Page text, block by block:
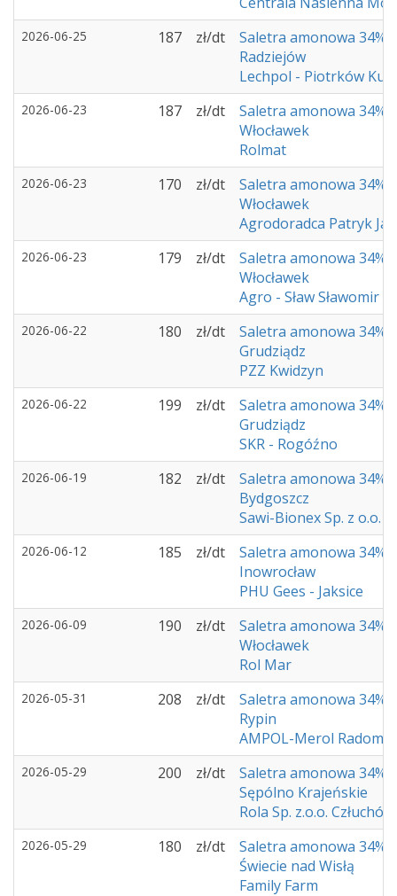
2026-06-25 187 zł/dt
Saletra amonowa 34%
Radziejów
Lechpol - Piotrków
2026-06-23 187 zł/dt
Saletra amonowa 34%
Włocławek
Rolmat
2026-06-23 170 zł/dt
Saletra amonowa 34%
Włocławek
Agrodoradca Patryk
2026-06-23 179 zł/dt
Saletra amonowa 34%
Włocławek
Agro - Sław Sławomir
2026-06-22 180 zł/dt
Saletra amonowa 34%
Grudziądz
PZZ Kwidzyn
2026-06-22 199 zł/dt
Saletra amonowa 34%
Grudziądz
SKR - Rogóźno
2026-06-19 182 zł/dt
Saletra amonowa 34%
Bydgoszcz
Sawi-Bionex Sp. z o.o.
2026-06-12 185 zł/dt
Saletra amonowa 34%
Inowrocław
PHU Gees - Jaksice
2026-06-09 190 zł/dt
Saletra amonowa 34%
Włocławek
Rol Mar
2026-05-31 208 zł/dt
Saletra amonowa 34%
Rypin
AMPOL-Merol Radomin
2026-05-29 200 zł/dt
Saletra amonowa 34%
Sępólno Krajeńskie
Rola Sp. z.o.o. Człuchów
2026-05-29 180 zł/dt
Saletra amonowa 34%
Świecie nad Wisłą
Family Farm